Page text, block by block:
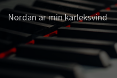
Nordan är min kärleksvind